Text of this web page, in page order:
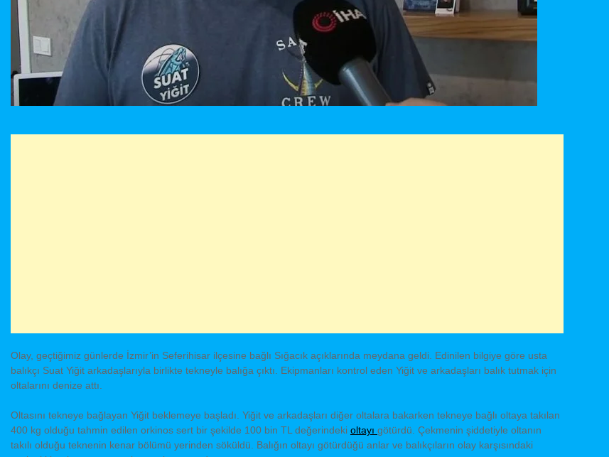
Olay, geçtiğimiz günlerde İzmir’in Seferihisar ilçesine bağlı Sığacık açıklarında meydana geldi. Edinilen bilgiye göre usta
balıkçı Suat Yiğit arkadaşlarıyla birlikte tekneyle balığa çıktı. Ekipmanları kontrol eden Yiğit ve arkadaşları balık tutmak için
oltalarını denize attı.
Oltasını tekneye bağlayan Yiğit beklemeye başladı. Yiğit ve arkadaşları diğer oltalara bakarken tekneye bağlı oltaya takılan
400 kg olduğu tahmin edilen orkinos sert bir şekilde 100 bin TL değerindeki oltayı götürdü. Çekmenin şiddetiyle oltanın
takılı olduğu teknenin kenar bölümü yerinden söküldü. Balığın oltayı götürdüğü anlar ve balıkçıların olay karşısındaki